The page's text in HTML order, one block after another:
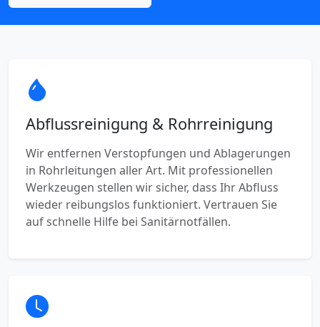
Abflussreinigung & Rohrreinigung
Wir entfernen Verstopfungen und Ablagerungen
in Rohrleitungen aller Art. Mit professionellen
Werkzeugen stellen wir sicher, dass Ihr Abfluss
wieder reibungslos funktioniert. Vertrauen Sie
auf schnelle Hilfe bei Sanitärnotfällen.